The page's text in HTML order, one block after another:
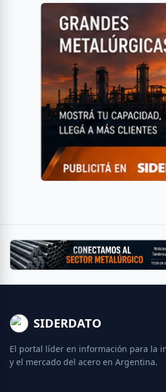
SIDERDATO
El portal líder en información para la
y el mercado del acero en Argentina.